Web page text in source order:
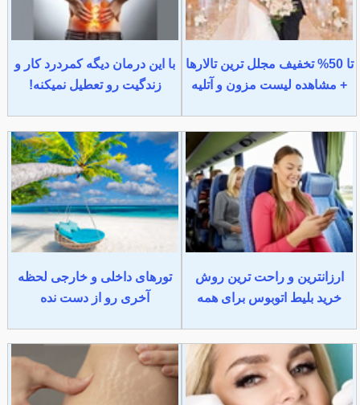
تا 50% تخفیف مجلل ترین تالارها
+ مشاهده لیست مزون و آتلیه
با این درمان دیگه کمردرد کار و
زندگیت رو تعطیل نمیکنه!
ارزانترین و راحت ترین روش
خرید بلیط اتوبوس برای همه
تورهای داخلی و خارجی لحظه
آخری رو از دست نده